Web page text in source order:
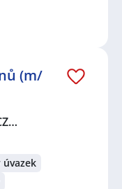
(m/
úvazek